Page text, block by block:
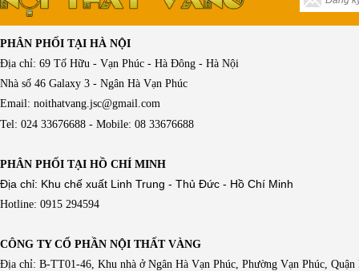
PHÂN PHỐI TẠI HÀ NỘI
Địa chỉ: 69 Tố Hữu - Vạn Phúc - Hà Đông - Hà Nội
Nhà số 46 Galaxy 3 - Ngân Hà Vạn Phúc
Email: noithatvang.jsc@gmail.com
Tel: 024 33676688 - Mobile: 08 33676688
PHÂN PHỐI TẠI HỒ CHÍ MINH
Địa chỉ: Khu chế xuất Linh Trung - Thủ Đức - Hồ Chí Minh
Hotline: 0915 294594
CÔNG TY CỔ PHẦN NỘI THẤT VÀNG
Địa chỉ: B-TT01-46, Khu nhà ở Ngân Hà Vạn Phúc, Phường Vạn Phúc,